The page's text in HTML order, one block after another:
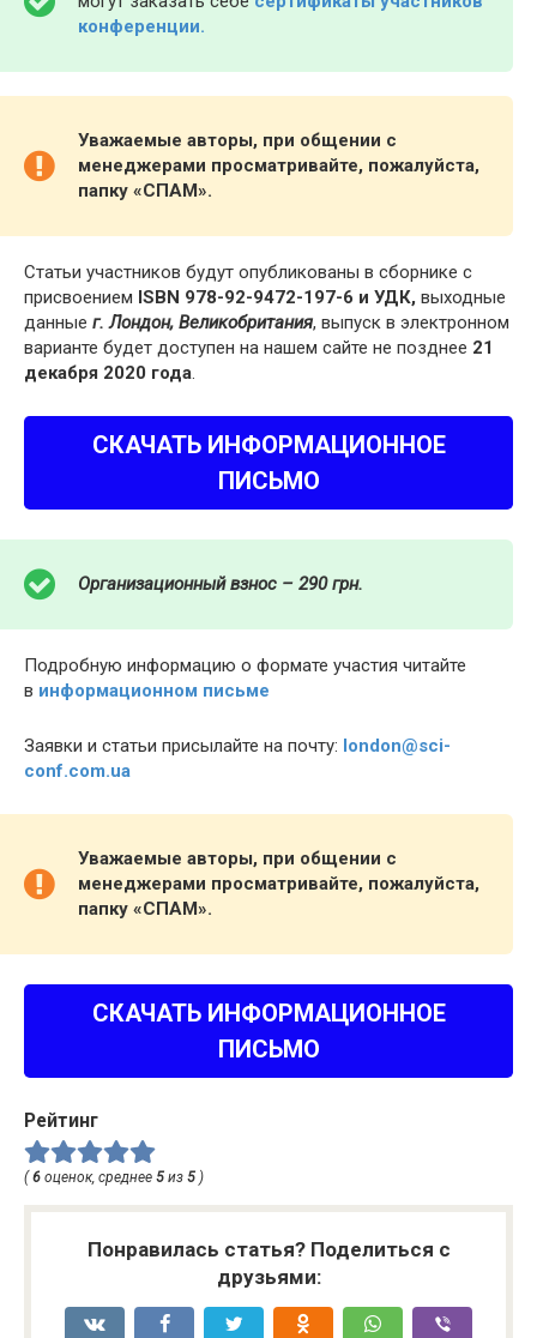
конференции.
Уважаемые авторы, при общении с
менеджерами просматривайте, пожалуйста,
папку «СПАМ».
Статьи участников будут опубликованы в сборнике с
присвоением ISBN 978-92-9472-197-6 и УДК, выходные
данные г. Лондон, Великобритания, выпуск в электронном
варианте будет доступен на нашем сайте не позднее 21
декабря 2020 года.
СКАЧАТЬ ИНФОРМАЦИОННОЕ
ПИСЬМО
Организационный взнос – 290 грн.
Подробную информацию о формате участия читайте
в информационном письме
Заявки и статьи присылайте на почту: london@sci-
conf.com.ua
Уважаемые авторы, при общении с
менеджерами просматривайте, пожалуйста,
папку «СПАМ».
СКАЧАТЬ ИНФОРМАЦИОННОЕ
ПИСЬМО
Рейтинг
(6 оценок, среднее 5 из 5 )
Понравилась статья? Поделиться с
друзьями: